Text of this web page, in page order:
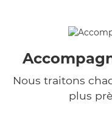
Nous traitons
plus